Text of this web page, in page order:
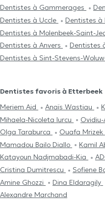
Dentistes à Gammerages
Dentistes à Uccle
Dentistes à
Dentistes à Molenbeek-Saint-
Dentistes à Anvers
Dentistes
Dentistes à Sint-Stevens-
Dentistes favoris à Etterbeek
Meriem Aid
Anaïs Wastiau
Mihaela-Nicoleta Iurcu
Ovidiu-
Olga Taraburca
Ouafa Mrizek
Mamadou Bailo Diallo
Kamil
Katayoun Nadjmabadi-Kia
Cristina Dumitrescu
Sofiene
Amine Ghozzi
Dina Eldaragily
Alexandre Marchand